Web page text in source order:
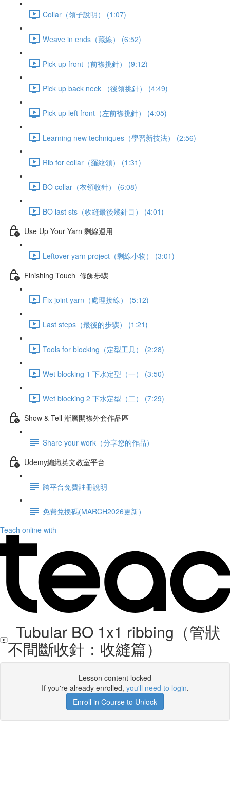
Collar（領子說明） (1:07)
Weave in ends（藏線） (6:52)
Pick up front（前襟挑針） (9:12)
Pick up back neck （後領挑針） (4:49)
Pick up left front（左前襟挑針） (4:05)
Learning new techniques（學習新技法） (2:56)
Rib for collar（羅紋領） (1:31)
BO collar（衣領收針） (6:08)
BO last sts（收縫最後幾針目） (4:01)
Use Up Your Yarn 剩線運用
Leftover yarn project（剩線小物） (3:01)
Finishing Touch 修飾步驟
Fix joint yarn（處理接線） (5:12)
Last steps（最後的步驟） (1:21)
Tools for blocking（定型工具） (2:28)
Wet blocking 1 下水定型（一） (3:50)
Wet blocking 2 下水定型（二） (7:29)
Show & Tell 漸層開襟外套作品區
Share your work（分享您的作品）
Udemy編織英文教室平台
跨平台免費註冊說明
免費兌換碼(MARCH2026更新）
Teach online with
Tubular BO 1x1 ribbing（管狀
不間斷收針：收縫篇）
Lesson content locked
If you're already enrolled, you'll need to login.
Enroll in Course to Unlock